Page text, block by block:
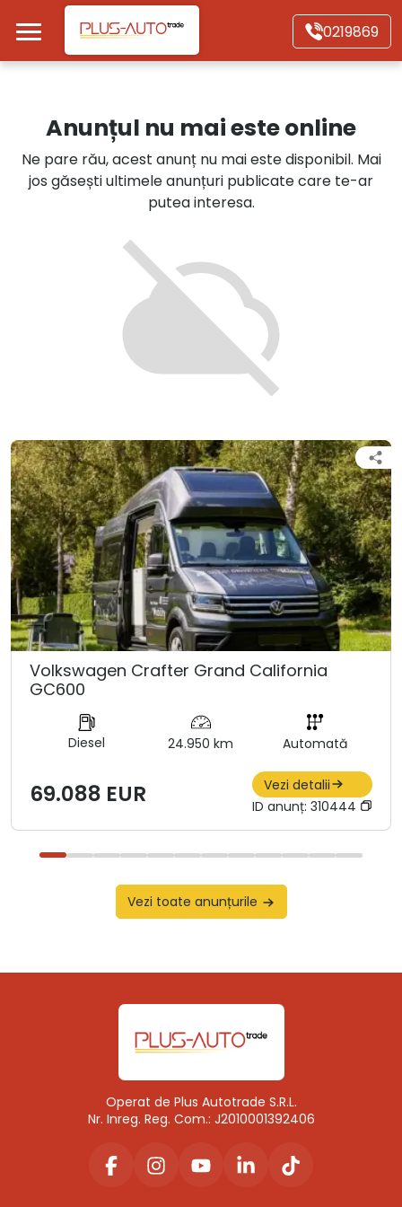
Mergi direct la conținutul principal
0219869
Autoturisme
Motociclete
Autoutilitare
Alte tipuri vehicule
Anunțul nu mai este online
Ne pare rău, acest anunț nu mai este disponibil. Mai
jos găsești ultimele anunțuri publicate care te-ar
putea interesa.
Volkswagen Crafter Grand California
GC600
Diesel 24.950 km Automată
69.088 EUR
Vezi detalii
ID anunț: 310444
Vezi toate anunțurile
Operat de Plus Autotrade S.R.L.
Nr. Inreg. Reg. Com.: J2010001392406